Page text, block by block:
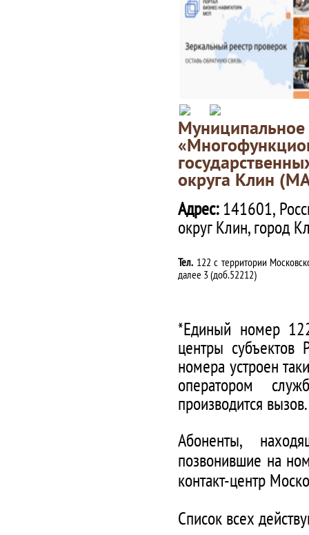
округа Клин
Адрес:141601,
округ Клин, город
Тел. 122 с территории
далее 3 (доб.52212)
*Единый номер
центры субъектов
номера устроен
оператором
производится вызов.
Абоненты,
позвонившие на
контакт-центр
Список всех